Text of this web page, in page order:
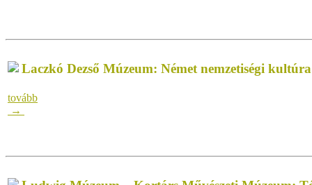
Laczkó Dezső Múzeum: Német nemzetiségi
tovább
→